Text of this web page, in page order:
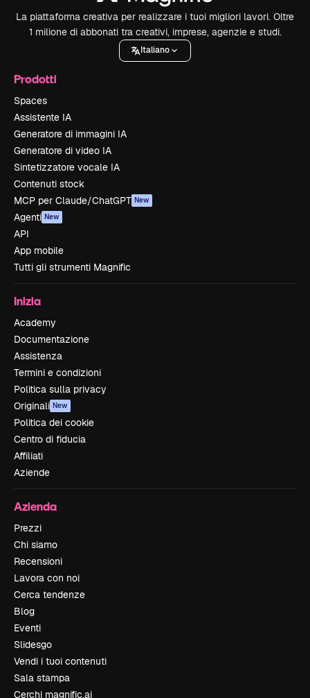
La piattaforma creativa per realizzare i tuoi migliori lavori. Oltre
1 milione di abbonati tra creativi, imprese, agenzie e studi.
Italiano
Prodotti
Spaces
Assistente IA
Generatore di immagini IA
Generatore di video IA
Sintetizzatore vocale IA
Contenuti stock
MCP per Claude/ChatGPT New
Agenti New
API
App mobile
Tutti gli strumenti Magnific
Inizia
Academy
Documentazione
Assistenza
Termini e condizioni
Politica sulla privacy
Originali New
Politica dei cookie
Centro di fiducia
Affiliati
Aziende
Azienda
Prezzi
Chi siamo
Recensioni
Lavora con noi
Cerca tendenze
Blog
Eventi
Slidesgo
Vendi i tuoi contenuti
Sala stampa
Cerchi magnific.ai